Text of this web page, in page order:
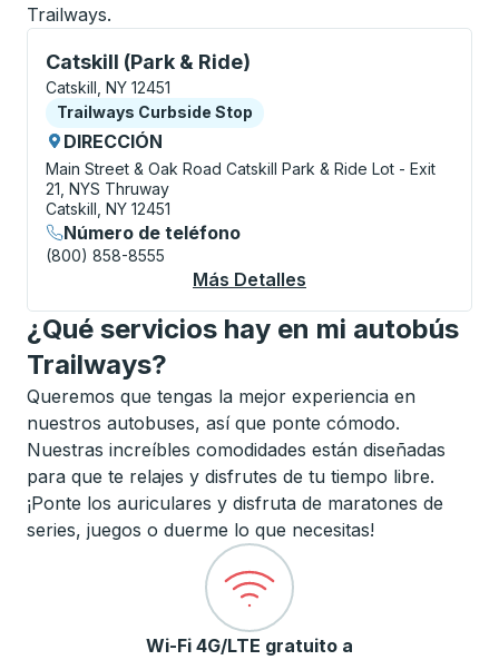
Trailways.
Catskill (Park & Ride)
Curbside Stop, utilice las teclas de flecha o la tecla
Catskill, NY 12451
Curbside Stop
Trailways Curbside Stop
DIRECCIÓN
Main Street & Oak Road Catskill Park & Ride Lot - Exit
21, NYS Thruway
Catskill, NY 12451
Número de teléfono
(800) 858-8555
Más Detalles
¿Qué servicios hay en mi autobús
Trailways?
Queremos que tengas la mejor experiencia en
nuestros autobuses, así que ponte cómodo.
Nuestras increíbles comodidades están diseñadas
para que te relajes y disfrutes de tu tiempo libre.
¡Ponte los auriculares y disfruta de maratones de
series, juegos o duerme lo que necesitas!
Wi-Fi 4G/LTE gratuito a